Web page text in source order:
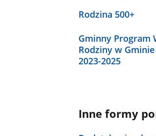
Rodzina 500+
Gminny Program
Rodziny w
2023-2025
Inne formy